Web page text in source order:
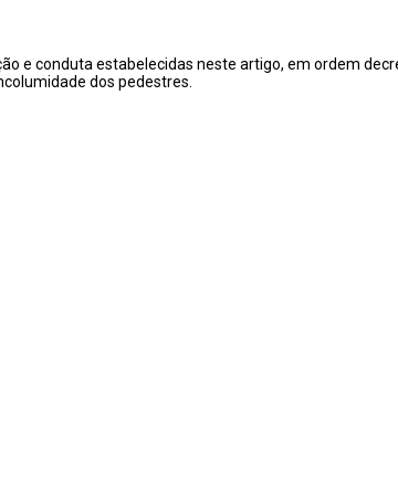
e conduta estabelecidas neste artigo, em ordem
dos pedestres.